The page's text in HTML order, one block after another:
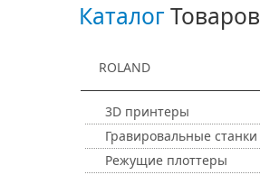
КаталогТоваров
ROLAND
3D принтеры
Гравировальные станки
Режущие плоттеры